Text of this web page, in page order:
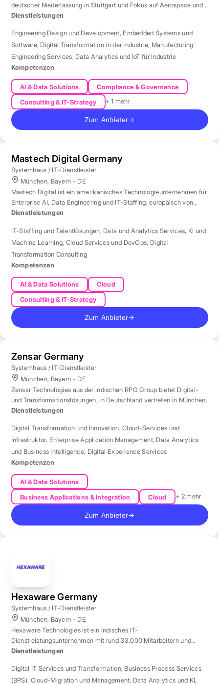
deutscher Niederlassung in Stuttgart und Fokus auf Aerospace und
Automotive.
Dienstleistungen
Engineering Design und Development, Embedded Systems und
Software, Digital Transformation in der Industrie, Manufacturing
Engineering Services, Data Analytics und IoT für Industrie
Kompetenzen
AI & Data Solutions
Compliance & Governance
Consulting & IT-Strategy
+ 1 mehr
Zum Anbieter→
Mastech Digital Germany
Systemhaus / IT-Dienstleister
München, Bayern - DE
Mastech Digital ist ein amerikanisches Technologieunternehmen für
Enterprise AI, Data Engineering und IT-Staffing, europäisch von
London aus betreut.
Dienstleistungen
IT-Staffing und Talentlösungen, Data und Analytics Services, KI und
Machine Learning, Cloud Services und DevOps, Digital
Transformation Consulting
Kompetenzen
AI & Data Solutions
Cloud
Consulting & IT-Strategy
Zum Anbieter→
Zensar Germany
Systemhaus / IT-Dienstleister
München, Bayern - DE
Zensar Technologies aus der indischen RPG Group bietet Digital-
und Transformationslösungen, in Deutschland vertreten in München.
Dienstleistungen
Digital Transformation und Innovation,Cloud-Services und
Infrastruktur, Enterprise Application Management, Data Analytics
und Business Intelligence, Digital Experience Services
Kompetenzen
AI & Data Solutions
Business Applications & Integration
Cloud + 2 mehr
Zum Anbieter→
Hexaware Germany
Systemhaus / IT-Dienstleister
München, Bayern - DE
Hexaware Technologies ist ein indisches IT-
Dienstleistungsunternehmen mit rund 33.000 Mitarbeitern und
Standort München für Automatisierung und KI.
Dienstleistungen
Digital IT Services und Transformation, Business Process Services
(BPS), Cloud-Migration und Management, Data Analytics und KI,